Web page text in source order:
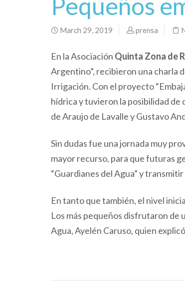
Pequeños
March 29, 2019 prensa
En la Asociación Quinta Zona de
Argentino”, recibieron una charla
Irrigación. Con el proyecto
hídrica y tuvieron la posibilidad de
de Araujo de Lavalle y Gustavo
Sin dudas fue una jornada muy
mayor recurso, para que futuras
“Guardianes del Agua” y
En tanto que también, el nivel
Los más pequeños disfrutaron de
Agua, Ayelén Caruso, quien